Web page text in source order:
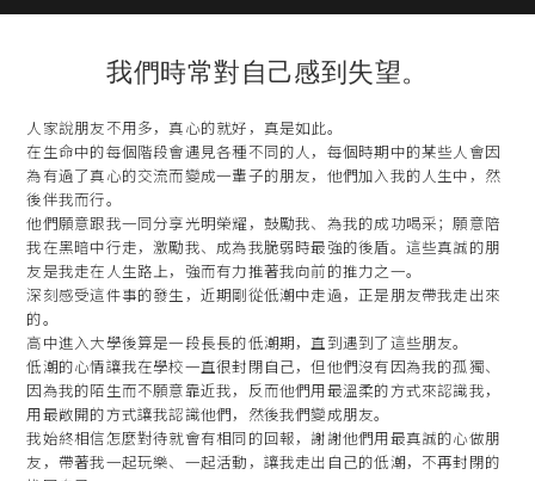
我們時常對自己感到失望。
人家說朋友不用多，真心的就好，真是如此。
在生命中的每個階段會遇見各種不同的人，每個時期中的某些人會因
為有過了真心的交流而變成一輩子的朋友，他們加入我的人生中，然
後伴我而行。
他們願意跟我一同分享光明榮耀，鼓勵我、為我的成功喝采；願意陪
我在黑暗中行走，激勵我、成為我脆弱時最強的後盾。這些真誠的朋
友是我走在人生路上，強而有力推著我向前的推力之一。
深刻感受這件事的發生，近期剛從低潮中走過，正是朋友帶我走出來
的。
高中進入大學後算是一段長長的低潮期，直到遇到了這些朋友。
低潮的心情讓我在學校一直很封閉自己，但他們沒有因為我的孤獨、
因為我的陌生而不願意靠近我，反而他們用最溫柔的方式來認識我，
用最敞開的方式讓我認識他們，然後我們變成朋友。
我始終相信怎麼對待就會有相同的回報，謝謝他們用最真誠的心做朋
友，帶著我一起玩樂、一起活動，讓我走出自己的低潮，不再封閉的